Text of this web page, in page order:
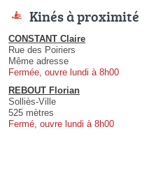
Kinés à proximité
CONSTANT Claire
Rue des Poiriers
Même adresse
Fermée, ouvre lundi à 8h00
REBOUT Florian
Solliès-Ville
525 mètres
Fermé, ouvre lundi à 8h00